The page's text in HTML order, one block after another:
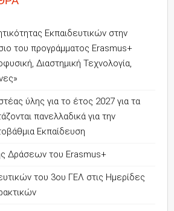
Εκπαιδευτικών στην
του προγράμματος Erasmus+
Διαστημική Τεχνολογία,
ύλης για το έτος 2027 για τα
πανελλαδικά για την
Εκπαίδευση
Δράσεων του Erasmus+
του 3ου ΓΕΛ στις Ημερίδες